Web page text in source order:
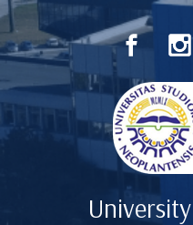
Skip to main content